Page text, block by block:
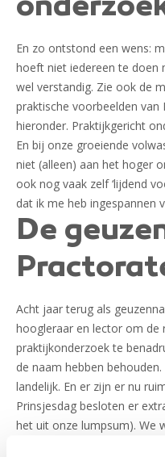
En zo ontstond een wens:
hoeft niet iedereen te doen
wel verstandig. Zie ook de
praktische voorbeelden van
hieronder. Praktijkgericht
En bij onze groeiende
niet (alleen) aan het hoger
ook nog vaak zelf ‘lijdend
dat ik me heb ingespannen
De
Acht jaar terug als
hoogleraar en lector om de
praktijkonderzoek te
de naam hebben
landelijk. En er zijn er nu
Prinsjesdag besloten er
het uit onze lumpsum). We